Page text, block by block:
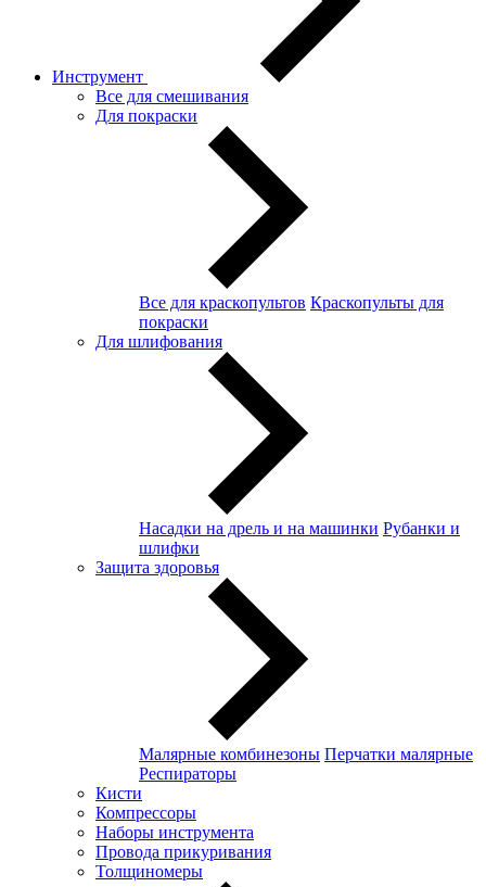
Инструмент
Все для смешивания
Для покраски
Все для краскопультов Краскопульты для
покраски
Для шлифования
Насадки на дрель и на машинки Рубанки и
шлифки
Защита здоровья
Малярные комбинезоны Перчатки малярные
Респираторы
Кисти
Компрессоры
Наборы инструмента
Провода прикуривания
Толщиномеры